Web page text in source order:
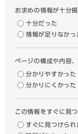
お求めの情報が十分
十分だった
情報が足りなかっ
ページの構成や内容
分かりやすかった
分かりにくかった
この情報をすぐに見
すぐに見つけられ